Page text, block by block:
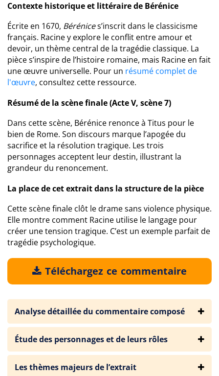
Contexte historique et littéraire de Bérénice
Écrite en 1670, Bérénices’inscrit dans le classicisme
français. Racine y explore le conflit entre amour et
devoir, un thème central de la tragédie classique. La
pièce s’inspire de l’histoire romaine, mais Racine en fait
une œuvre universelle. Pour un résumé complet de
l'œuvre, consultez cette ressource.
Résumé de la scène finale (Acte V, scène 7)
Dans cette scène, Bérénice renonce à Titus pour le
bien de Rome. Son discours marque l’apogée du
sacrifice et la résolution tragique. Les trois
personnages acceptent leur destin, illustrant la
grandeur du renoncement.
La place de cet extrait dans la structure de la pièce
Cette scène finale clôt le drame sans violence physique.
Elle montre comment Racine utilise le langage pour
créer une tension tragique. C’est un exemple parfait de
tragédie psychologique.
Téléchargez ce commentaire
Analyse détaillée du commentaire composé
Étude des personnages et de leurs rôles
Les thèmes majeurs de l’extrait